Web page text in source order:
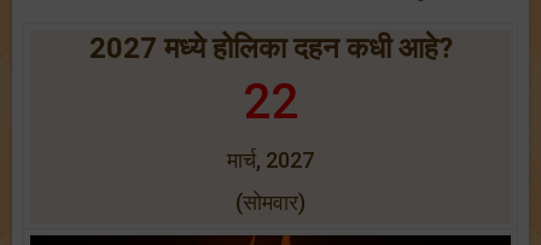
2027 मध्ये होलिका दहन कधी आहे?
22
मार्च, 2027
(सोमवार)